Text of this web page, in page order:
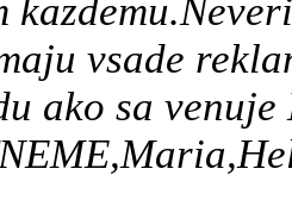
vsade
ako sa